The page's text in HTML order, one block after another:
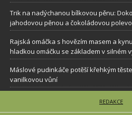
Trik na nadýchanou bílkovou pěnu:
jahodovou pěnou a čokoládovou
Rajská omáčka s hovězím masem a
hladkou omáčku se základem v silném
Máslové pudinkáče potěší křehkým
vanilkovou vůní
REDAKCE